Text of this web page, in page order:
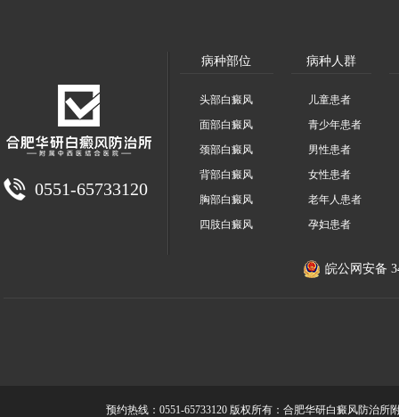
0551-65733120
病种部位 病种人群
头部白癜风
面部白癜风
颈部白癜风
背部白癜风
胸部白癜风
四肢白癜风
儿童患者
青少年患者
男性患者
女性患者
老年人患者
孕妇患者
皖公网安备
预约热线：0551-65733120 版权所有：合肥华研白癜风防治所